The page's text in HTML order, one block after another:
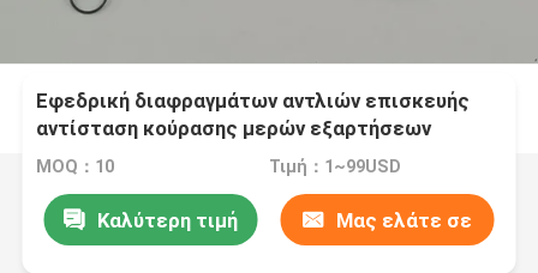
Εφεδρική διαφραγμάτων αντλιών επισκευής
αντίσταση κούρασης μερών εξαρτήσεων
λαστιχένια διάφορη
MOQ：10 Τιμή：1~99USD
Καλύτερη τιμή Μας ελάτε σε